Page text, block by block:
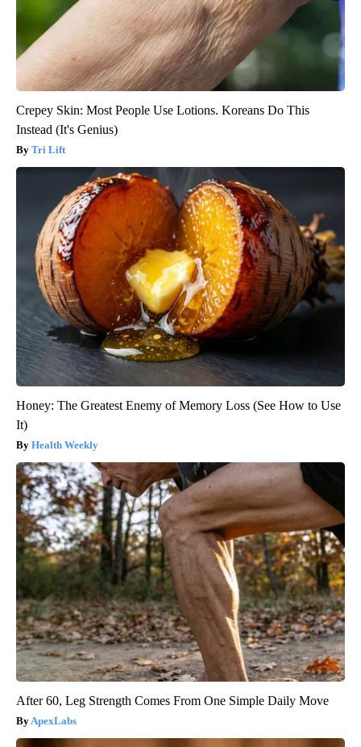
Crepey Skin: Most People Use Lotions. Koreans Do This
Instead (It's Genius)
Tri Lift
Honey: The Greatest Enemy of Memory Loss (See How to Use
It)
Health Weekly
After 60, Leg Strength Comes From One Simple Daily Move
ApexLabs